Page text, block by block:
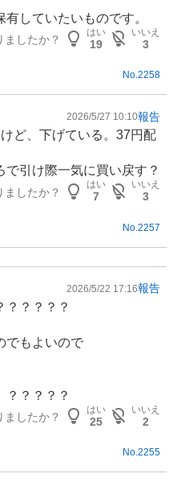
していたいものです。
したか？
はい
19
いいえ
3
No.2258
2026/5/27 10:10報告
ど、下げている。37円配
引け際一気に買い戻す？
したか？
はい
7
いいえ
3
No. 2257
2026/5/22 17:16報告
？？？？？
でもよいので
？？？？？
したか？
はい
25
いいえ
2
No.2255